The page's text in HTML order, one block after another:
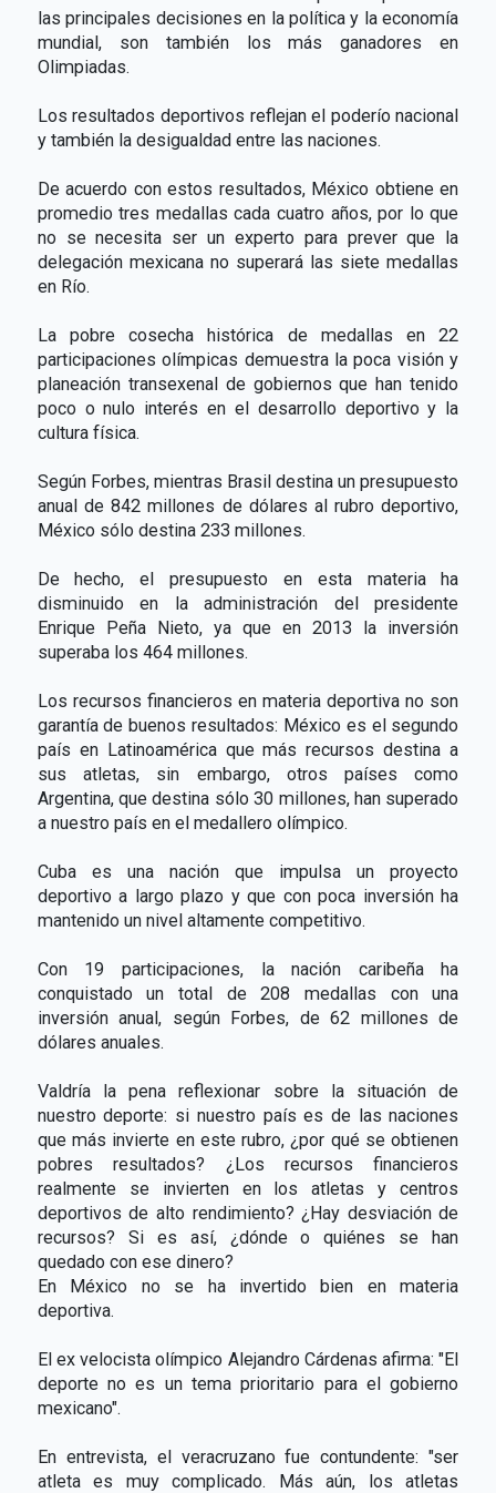
las principales decisiones en la política y la economía
mundial, son también los más ganadores en
Olimpiadas.
Los resultados deportivos reflejan el poderío nacional
y también la desigualdad entre las naciones.
De acuerdo con estos resultados, México obtiene en
promedio tres medallas cada cuatro años, por lo que
no se necesita ser un experto para prever que la
delegación mexicana no superará las siete medallas
en Río.
La pobre cosecha histórica de medallas en 22
participaciones olímpicas demuestra la poca visión y
planeación transexenal de gobiernos que han tenido
poco o nulo interés en el desarrollo deportivo y la
cultura física.
Según Forbes, mientras Brasil destina un presupuesto
anual de 842 millones de dólares al rubro deportivo,
México sólo destina 233 millones.
De hecho, el presupuesto en esta materia ha
disminuido en la administración del presidente
Enrique Peña Nieto, ya que en 2013 la inversión
superaba los 464 millones.
Los recursos financieros en materia deportiva no son
garantía de buenos resultados: México es el segundo
país en Latinoamérica que más recursos destina a
sus atletas, sin embargo, otros países como
Argentina, que destina sólo 30 millones, han superado
a nuestro país en el medallero olímpico.
Cuba es una nación que impulsa un proyecto
deportivo a largo plazo y que con poca inversión ha
mantenido un nivel altamente competitivo.
Con 19 participaciones, la nación caribeña ha
conquistado un total de 208 medallas con una
inversión anual, según Forbes, de 62 millones de
dólares anuales.
Valdría la pena reflexionar sobre la situación de
nuestro deporte: si nuestro país es de las naciones
que más invierte en este rubro, ¿por qué se obtienen
pobres resultados? ¿Los recursos financieros
realmente se invierten en los atletas y centros
deportivos de alto rendimiento? ¿Hay desviación de
recursos? Si es así, ¿dónde o quiénes se han
quedado con ese dinero?
En México no se ha invertido bien en materia
deportiva.
El ex velocista olímpico Alejandro Cárdenas afirma: "El
deporte no es un tema prioritario para el gobierno
mexicano".
En entrevista, el veracruzano fue contundente: "ser
atleta es muy complicado. Más aún, los atletas